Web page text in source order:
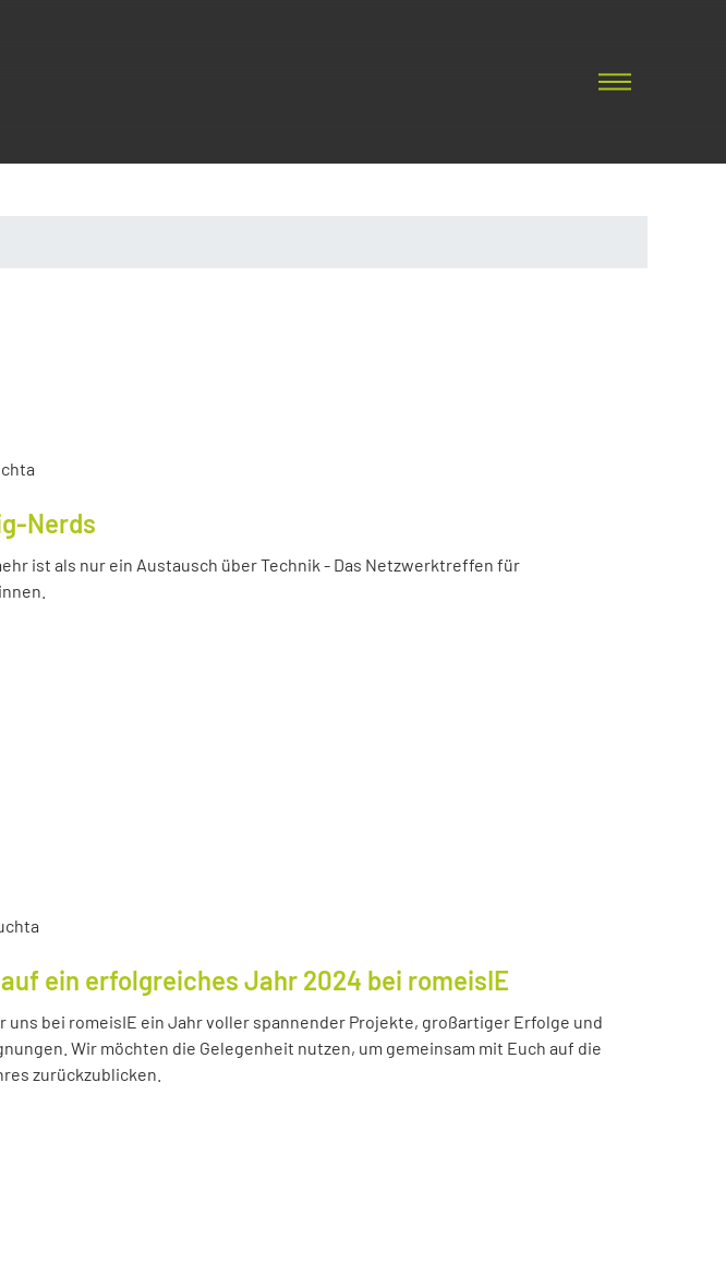
Nerds
ist als nur ein Austausch über Technik - Das Netzwerktreffen für
ein erfolgreiches Jahr 2024 bei romeisIE
uns bei romeisIE ein Jahr voller spannender Projekte, großartiger Erfolge und
Wir möchten die Gelegenheit nutzen, um gemeinsam mit Euch auf die
zurückzublicken.